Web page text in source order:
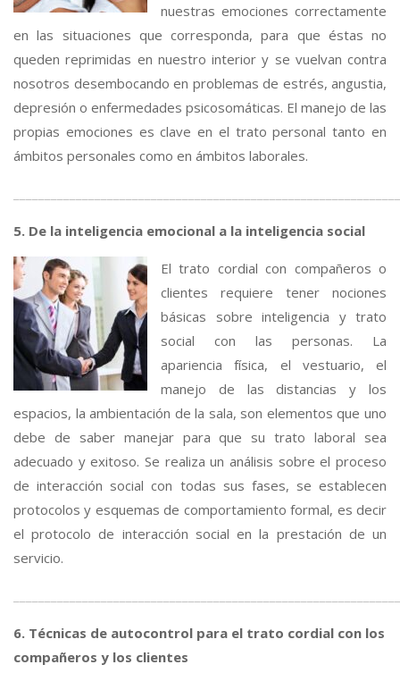
nuestras emociones correctamente
en las situaciones que corresponda, para que éstas no
queden reprimidas en nuestro interior y se vuelvan contra
nosotros desembocando en problemas de estrés, angustia,
depresión o enfermedades psicosomáticas. El manejo de las
propias emociones es clave en el trato personal tanto en
ámbitos personales como en ámbitos laborales.
5. De la inteligencia emocional a la inteligencia social
El trato cordial con compañeros o
clientes requiere tener nociones
básicas sobre inteligencia y trato
social con las personas. La
apariencia física, el vestuario, el
manejo de las distancias y los
espacios, la ambientación de la sala, son elementos que uno
debe de saber manejar para que su trato laboral sea
adecuado y exitoso. Se realiza un análisis sobre el proceso
de interacción social con todas sus fases, se establecen
protocolos y esquemas de comportamiento formal, es decir
el protocolo de interacción social en la prestación de un
servicio.
6. Técnicas de autocontrol para el trato cordial con los
compañeros y los clientes